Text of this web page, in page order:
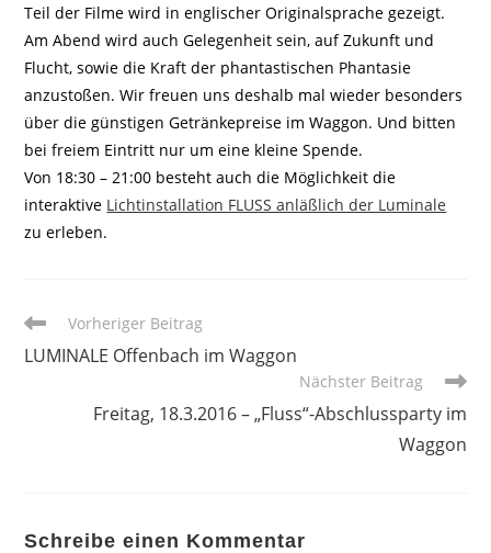
Teil der Filme wird in englischer Originalsprache gezeigt.
Am Abend wird auch Gelegenheit sein, auf Zukunft und
Flucht, sowie die Kraft der phantastischen Phantasie
anzustoßen. Wir freuen uns deshalb mal wieder besonders
über die günstigen Getränkepreise im Waggon. Und bitten
bei freiem Eintritt nur um eine kleine Spende.
Von 18:30 – 21:00 besteht auch die Möglichkeit die
interaktive Lichtinstallation FLUSS anläßlich der Luminale
zu erleben.
Weitere
ansehen
Vorheriger Beitrag
LUMINALE Offenbach im Waggon
Nächster Beitrag
Freitag, 18.3.2016 – „Fluss“-Abschlussparty im
Waggon
Schreibe einen Kommentar